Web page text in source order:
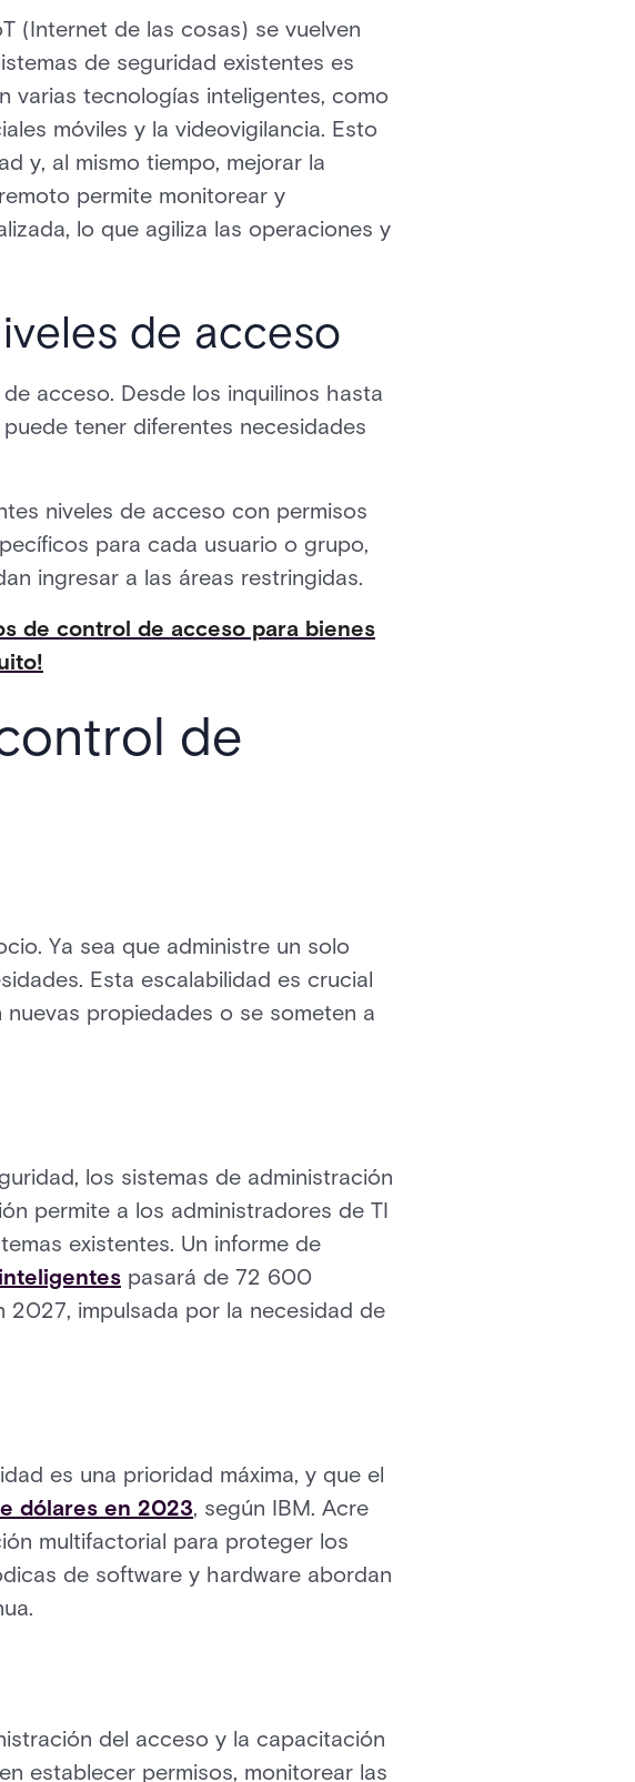
(Internet de las cosas) se vuelven
de seguridad existentes es
varias tecnologías inteligentes, como
móviles y la videovigilancia. Esto
y, al mismo tiempo, mejorar la
permite monitorear y
lo que agiliza las operaciones y
de acceso
acceso. Desde los inquilinos hasta
tener diferentes necesidades
niveles de acceso con permisos
para cada usuario o grupo,
ingresar a las áreas restringidas.
de control de acceso para bienes
de
Ya sea que administre un solo
Esta escalabilidad es crucial
propiedades o se someten a
los sistemas de administración
permite a los administradores de TI
existentes. Un informe de
pasará de 72 600
2027, impulsada por la necesidad de
es una prioridad máxima, y que el
dólares en 2023, según IBM. Acre
multifactorial para proteger los
de software y hardware abordan
del acceso y la capacitación
establecer permisos, monitorear las